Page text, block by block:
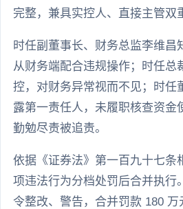
完整，兼具实控人、直接主管双
时任副董事长、财务总监李维昌
从财务端配合违规操作；时任总
控，对财务异常视而不见；时任
露第一责任人，未履职核查资金
勤勉尽责被追责。
依据《证券法》第一百九十七条
项违法行为分档处罚后合并执行
令整改、警告，合并罚款 180